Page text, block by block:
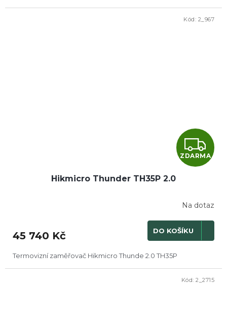
Z
D
R
M
ZDARMA
Hikmicro Thunder TH35P 2.0
Na dotaz
45 740 Kč DO KOŠÍKU
Termovizní zaměřovač Hikmicro Thunde 2.0 TH35P
Kód: 2_967
Kód: 2_2715